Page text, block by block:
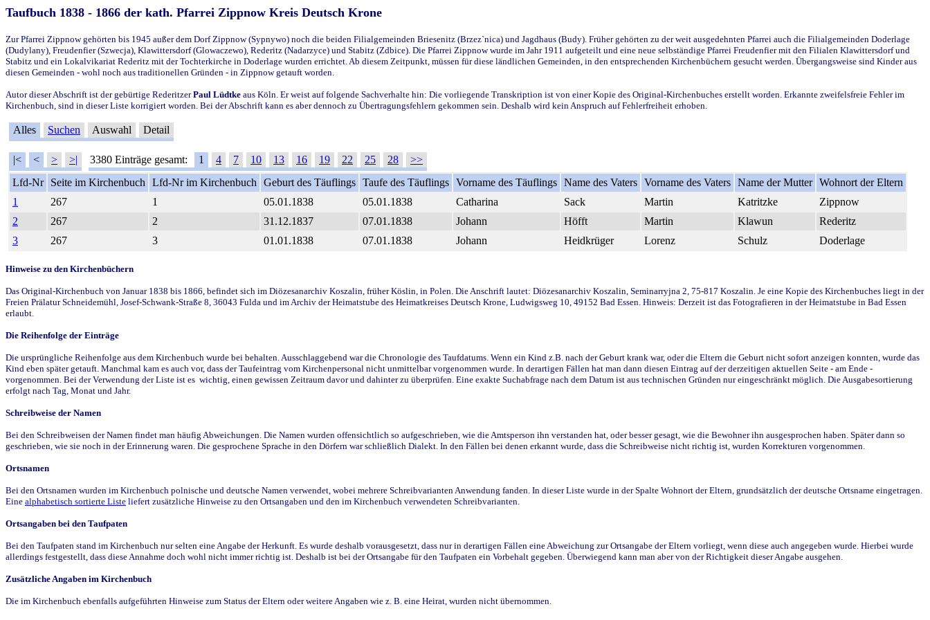
Taufbuch 1838 - 1866 der kath. Pfarrei Zippnow Kreis Deutsch Krone
Zur Pfarrei Zippnow gehörten bis 1945 außer dem Dorf Zippnow (Sypnywo) noch die beiden Filialgemeinden Briesenitz (Brzez`nica) und Jagdhaus (Budy). Früher gehörten zu der weit ausgedehnten Pfarrei auch die Filialgemeinden Doderlage
(Dudylany), Freudenfier (Szwecja), Klawittersdorf (Glowaczewo), Rederitz (Nadarzyce) und Stabitz (Zdbice). Die Pfarrei Zippnow wurde im Jahr 1911 aufgeteilt und eine neue selbständige Pfarrei Freudenfier mit den Filialen Klawittersdorf und
Stabitz und ein Lokalvikariat Rederitz mit der Tochterkirche in Doderlage wurden errichtet. Ab diesem Zeitpunkt, müssen für diese ländlichen Gemeinden, in den entsprechenden Kirchenbüchern gesucht werden. Übergangsweise sind Kinder aus
diesen Gemeinden - wohl noch aus traditionellen Gründen - in Zippnow getauft worden.
Autor dieser Abschrift ist der gebürtige RederitzerPaul Lüdtke aus Köln. Er weist auf folgende Sachverhalte hin: Die vorliegende Transkription ist von einer Kopie des Original-Kirchenbuches erstellt worden. Erkannte zweifelsfreie Fehler im
Kirchenbuch, sind in dieser Liste korrigiert worden. Bei der Abschrift kann es aber dennoch zu Übertragungsfehlern gekommen sein. Deshalb wird kein Anspruch auf Fehlerfreiheit erhoben.
Alles Suchen Auswahl Detail
|< < > >| 3380 Einträge gesamt: 1 4 7 10 13 16 19 22 25 28
>>
Lfd-Nr
Seite im Kirchenbuch Lfd-Nr im Kirchenbuch Geburt des Täuflings Taufe des Täuflings Vorname des Täuflings Name des Vaters Vorname des Vaters Name der Mutter Wohnort der Eltern
1
267 1 05.01.1838 05.01.1838 Catharina Sack Martin Katritzke
Zippnow
2
267 2 31.12.1837 07.01.1838 Johann Höfft Martin Klawun
Rederitz
3
267 3 01.01.1838 07.01.1838 Johann Heidkrüger Lorenz Schulz Doderlage
Hinweise zu den Kirchenbüchern
Das Original-Kirchenbuch von Januar 1838 bis 1866, befindet sich im Diözesanarchiv Koszalin, früher Köslin, in Polen. Die Anschrift lautet: Diözesanarchiv Koszalin, Seminarryjna 2, 75-817 Koszalin. Je eine Kopie des Kirchenbuches liegt in der
Freien Prälatur Schneidemühl, Josef-Schwank-Straße 8, 36043 Fulda und im Archiv der Heimatstube des Heimatkreises Deutsch Krone, Ludwigsweg 10, 49152 Bad Essen. Hinweis: Derzeit ist das Fotografieren in der Heimatstube in Bad Essen
erlaubt.
Die Reihenfolge der Einträge
Die ursprüngliche Reihenfolge aus dem Kirchenbuch wurde bei behalten. Ausschlaggebend war die Chronologie des Taufdatums. Wenn ein Kind z.B. nach der Geburt krank war, oder die Eltern die Geburt nicht sofort anzeigen konnten, wurde das
Kind eben später getauft. Manchmal kam es auch vor, dass der Taufeintrag vom Kirchenpersonal nicht unmittelbar vorgenommen wurde. In derartigen Fällen hat man dann diesen Eintrag auf der derzeitigen aktuellen Seite - am Ende -
vorgenommen. Bei der Verwendung der Liste ist es wichtig, einen gewissen Zeitraum davor und dahinter zu überprüfen. Eine exakte Suchabfrage nach dem Datum ist aus technischen Gründen nur eingeschränkt möglich. Die Ausgabesortierung
erfolgt nach Tag, Monat und Jahr.
Schreibweise der Namen
Bei den Schreibweisen der Namen findet man häufig Abweichungen. Die Namen wurden offensichtlich so aufgeschrieben, wie die Amtsperson ihn verstanden hat, oder besser gesagt, wie die Bewohner ihn ausgesprochen haben. Später dann so
geschrieben, wie sie noch in der Erinnerung waren. Die gesprochene Sprache in den Dörfern war schließlich Dialekt. In den Fällen bei denen erkannt wurde, dass die Schreibweise nicht richtig ist, wurden Korrekturen vorgenommen.
Ortsnamen
Bei den Ortsnamen wurden im Kirchenbuch polnische und deutsche Namen verwendet, wobei mehrere Schreibvarianten Anwendung fanden. In dieser Liste wurde in der Spalte Wohnort der Eltern, grundsätzlich der deutsche Ortsname eingetragen.
Eine alphabetisch sortierte Liste liefert zusätzliche Hinweise zu den Ortsangaben und den im Kirchenbuch verwendeten Schreibvarianten.
Ortsangaben bei den Taufpaten
Bei den Taufpaten stand im Kirchenbuch nur selten eine Angabe der Herkunft. Es wurde deshalb vorausgesetzt, dass nur in derartigen Fällen eine Abweichung zur Ortsangabe der Eltern vorliegt, wenn diese auch angegeben wurde. Hierbei wurde
allerdings festgestellt, dass diese Annahme doch wohl nicht immer richtig ist. Deshalb ist bei der Ortsangabe für den Taufpaten ein Vorbehalt gegeben. Überwiegend kann man aber von der Richtigkeit dieser Angabe ausgehen.
Zusätzliche Angaben im Kirchenbuch
Die im Kirchenbuch ebenfalls aufgeführten Hinweise zum Status der Eltern oder weitere Angaben wie z. B. eine Heirat, wurden nicht übernommen.